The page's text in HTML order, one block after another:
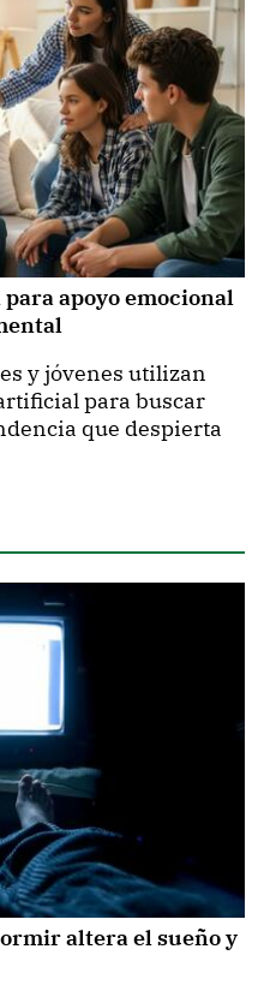
apoyo emocional
y jóvenes utilizan
para buscar
que despierta
altera el sueño y